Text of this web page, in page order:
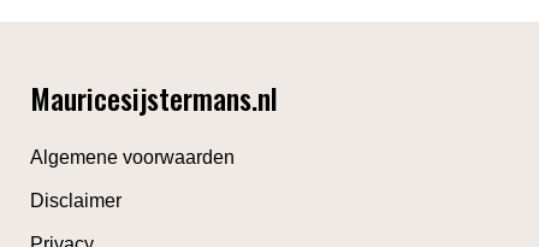
Mauricesijstermans.nl
Algemene voorwaarden
Disclaimer